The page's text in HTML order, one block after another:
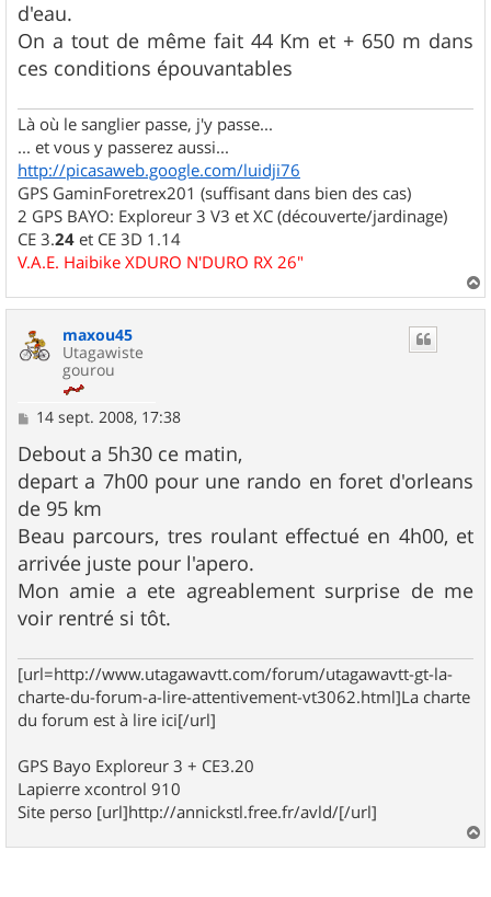
d'eau.
On a tout de même fait 44 Km et + 650 m dans
ces conditions épouvantables
Là où le sanglier passe, j'y passe...
... et vous y passerez aussi...
http://picasaweb.google.com/luidji76
GPS GaminForetrex201 (suffisant dans bien des cas)
2 GPS BAYO: Exploreur 3 V3 et XC (découverte/jardinage)
CE 3.24 et CE 3D 1.14
V.A.E. Haibike XDURO N'DURO RX 26"
a
maxou45
Utagawiste
gourou
M
s
s
a
g
e
14 sept. 2008, 17:38
Debout a 5h30 ce matin,
depart a 7h00 pour une rando en foret d'orleans
de 95 km
Beau parcours, tres roulant effectué en 4h00, et
arrivée juste pour l'apero.
Mon amie a ete agreablement surprise de me
voir rentré si tôt.
[url=http://www.utagawavtt.com/forum/utagawavtt-gt-la-
charte-du-forum-a-lire-attentivement-vt3062.html]La charte
du forum est à lire ici[/url]
GPS Bayo Exploreur 3 + CE3.20
Lapierre xcontrol 910
Site perso [url]http://annickstl.free.fr/avld/[/url]
a